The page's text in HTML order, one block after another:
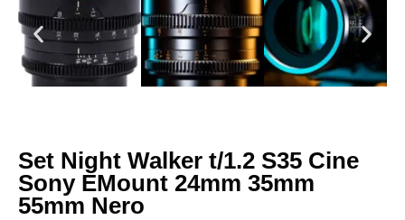
Set Night Walker t/1.2 S35 Cine
Sony EMount 24mm 35mm
55mm Nero